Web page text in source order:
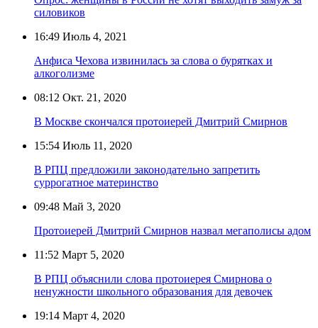
силовиков
16:49 Июль 4, 2021
Анфиса Чехова извинилась за слова о бурятках и
алкоголизме
08:12 Окт. 21, 2020
В Москве скончался протоиерей Дмитрий Смирнов
15:54 Июль 11, 2020
В РПЦ предложили законодательно запретить
суррогатное материнство
09:48 Май 3, 2020
Протоиерей Дмитрий Смирнов назвал мегаполисы адом
11:52 Март 5, 2020
В РПЦ объяснили слова протоиерея Смирнова о
ненужности школьного образования для девочек
19:14 Март 4, 2020